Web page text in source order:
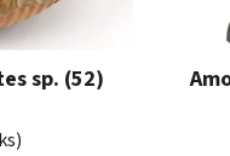
sp. (52)